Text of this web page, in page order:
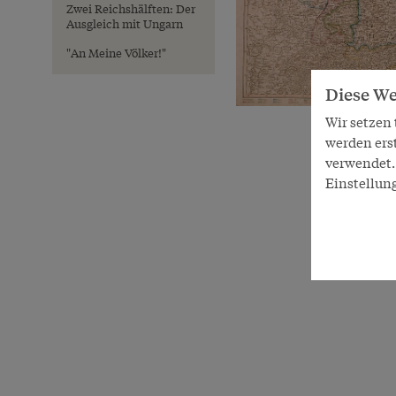
Zwei Reichshälften: Der
Ausgleich mit Ungarn
"An Meine Völker!"
Diese
Wir
werden